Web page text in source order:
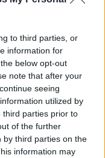
to third parties, or
information for
below opt-out
note that after your
seeing
utilized by
third parties prior to
of the further
by third parties on the
information may
i Construcció,
la Seguretat Social
si estudiesArts i
i en Ciències
es queda prop
des del primer
feina. En canvi,